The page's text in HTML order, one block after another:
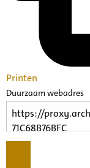
Printen
Duurzaam webadres